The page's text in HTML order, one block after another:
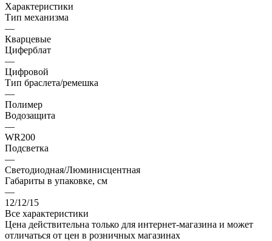
Характеристики
Тип механизма
—
Кварцевые
Циферблат
—
Цифровой
Тип браслета/ремешка
—
Полимер
Водозащита
—
WR200
Подсветка
—
Светодиодная/Люминисцентная
Габариты в упаковке, см
—
12/12/15
Все характеристики
Цена действительна только для интернет-магазина и может
отличаться от цен в розничных магазинах